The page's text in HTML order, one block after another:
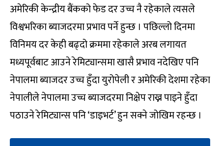
अमेरिकी केन्द्रीय बैंकको फेड दर उच्च नै रहेकाले त्यसले
विश्वभरिका ब्याजदरमा प्रभाव पर्ने हुन्छ । पछिल्लो दिनमा
विनिमय दर केही बढ्दो क्रममा रहेकाले अरब लगायत
मध्यपूर्वबाट आउने रेमिट्यान्समा खासै प्रभाव नदेखिए पनि
नेपालमा ब्याजदर उच्च हुँदा युरोपेली र अमेरिकी देशमा रहेका
नेपालीले नेपालमा उच्च ब्याजदरमा निक्षेप राख्न पाइने हुँदा
पठाउने रेमिट्यान्स पनि ‘डाइभर्ट’ हुन सक्ने जोखिम रहन्छ ।